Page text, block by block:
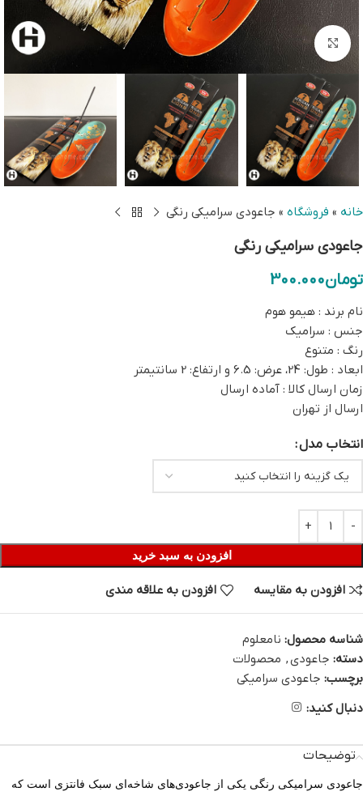
بزرگنمایی تصویر
خانه » فروشگاه » جاعودی سرامیکی رنگی
جاعودی سرامیکی رنگی
تومان300.000
نام برند : هیمو هوم
جنس : سرامیک
رنگ : متنوع
ابعاد : طول: 24، عرض: 6.5 و ارتفاع: 2 سانتیمتر
زمان ارسال کالا : آماده ارسال
ارسال از تهران
انتخاب مدل
افزودن به سبد خرید
افزودن به مقایسه افزودن به علاقه مندی
شناسه محصول: نامعلوم
دسته: جاعودی, محصولات
برچسب: جاعودی سرامیکی
دنبال کنید:
توضیحات
جاعودی سرامیکی رنگی یکی از جاعودی‌های شاخه‌ای سبک فانتزی است که